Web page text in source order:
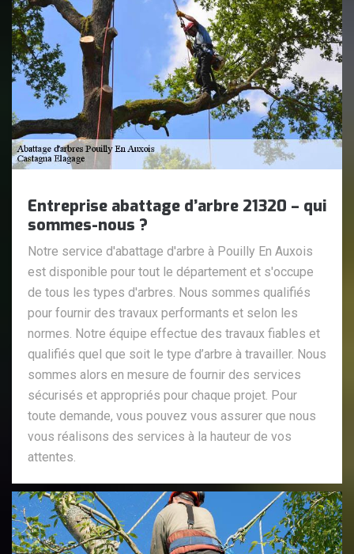
Entreprise abattage d’arbre 21320 – qui
sommes-nous ?
Notre service d'abattage d'arbre à Pouilly En Auxois
est disponible pour tout le département et s'occupe
de tous les types d'arbres. Nous sommes qualifiés
pour fournir des travaux performants et selon les
normes. Notre équipe effectue des travaux fiables et
qualifiés quel que soit le type d’arbre à travailler. Nous
sommes alors en mesure de fournir des services
sécurisés et appropriés pour chaque projet. Pour
toute demande, vous pouvez vous assurer que nous
vous réalisons des services à la hauteur de vos
attentes.